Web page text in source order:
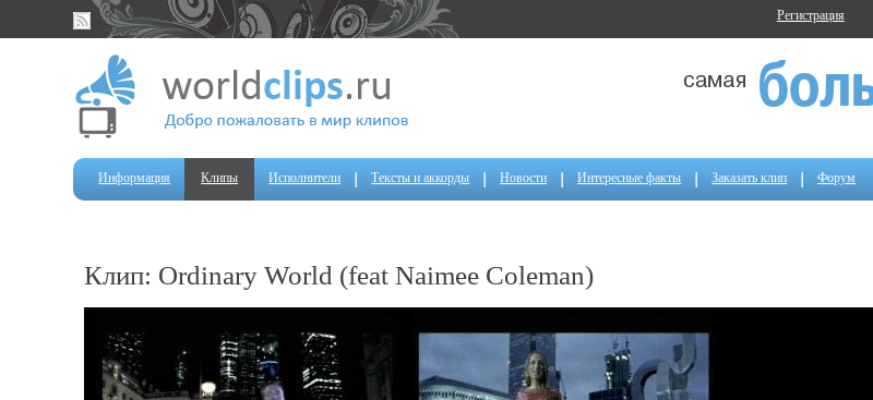
Регистрация
Информация Клипы Исполнители Тексты и аккорды Новости Интересные факты Заказать клип Форум
Клип: Ordinary World (feat Naimee Coleman)